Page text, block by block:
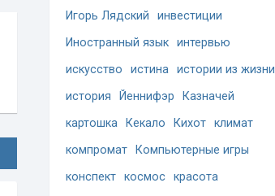
Игорь Лядский
инвестиции
Иностранный язык интервью
искусство
истина истории из жизни
история
Йеннифэр
Казначей
картошка
Кекало Кихот климат
компромат
Компьютерные игры
конспект космос красота